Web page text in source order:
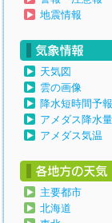
地震情報
天気図
雲の画像
降水短時間予報
アメダス降水量
アメダス気温
主要都市
北海道